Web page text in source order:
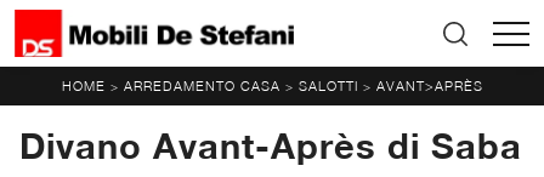
HOME > ARREDAMENTO CASA > SALOTTI > AVANT>APRÈS
Divano Avant-Après di Saba